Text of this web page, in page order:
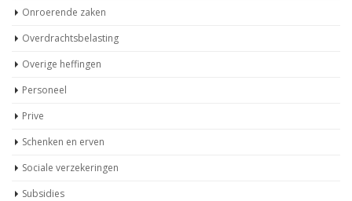
Onroerende zaken
Overdrachtsbelasting
Overige heffingen
Personeel
Prive
Schenken en erven
Sociale verzekeringen
Subsidies